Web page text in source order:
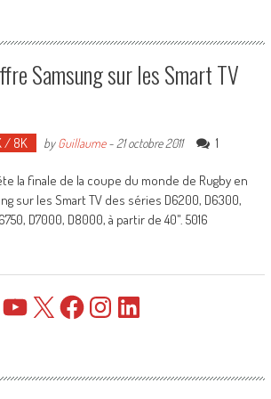
Samsung sur les Smart TV
/ 8K byGuillaume- 21 octobre 2011 1
la finale de la coupe du monde de Rugby en
sur les Smart TV des séries D6200, D6300,
D7000, D8000, à partir de 40". 5016
YouTube FacebookInstagramLinkedIn